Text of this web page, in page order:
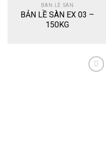
BÀN LỀ SÀN
BẢN LỀ SÀN EX 03 –
150KG